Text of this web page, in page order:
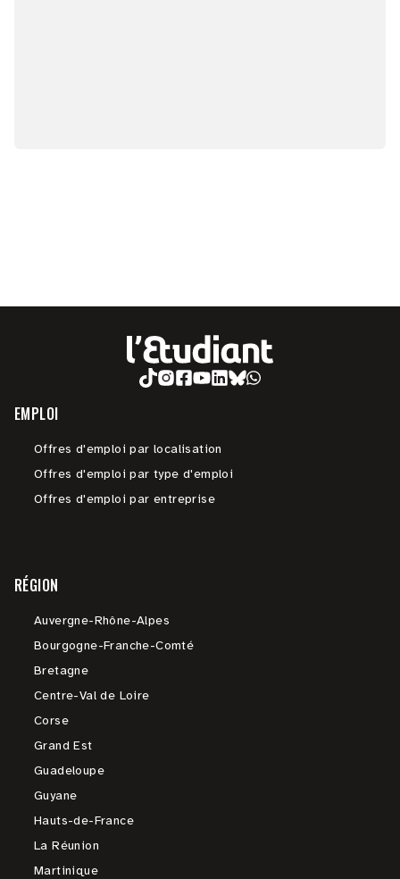
EMPLOI
Offres d'emploi par localisation
Offres d'emploi par type d'emploi
Offres d'emploi par entreprise
RÉGION
Auvergne-Rhône-Alpes
Bourgogne-Franche-Comté
Bretagne
Centre-Val de Loire
Corse
Grand Est
Guadeloupe
Guyane
Hauts-de-France
La Réunion
Martinique